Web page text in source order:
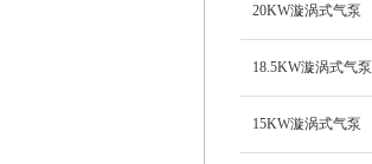
20KW漩涡式气泵
18.5KW漩涡式气泵
15KW漩涡式气泵